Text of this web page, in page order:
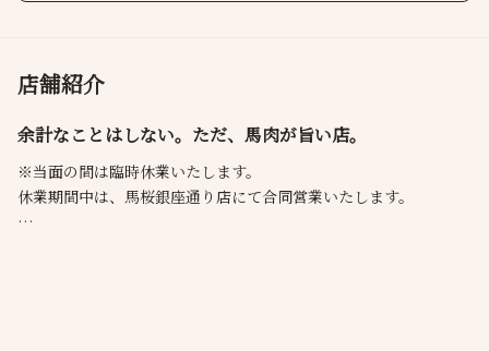
店舗紹介
余計なことはしない。ただ、馬肉が旨い店。
※当面の間は臨時休業いたします。
休業期間中は、馬桜銀座通り店にて合同営業いたします。